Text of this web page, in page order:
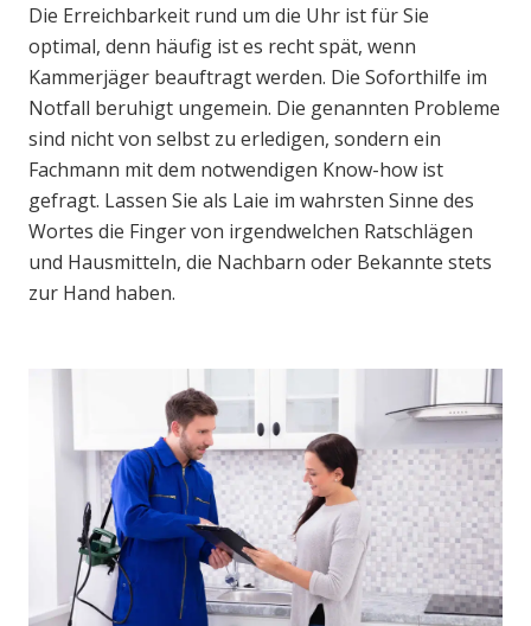
Die Erreichbarkeit rund um die Uhr ist für Sie
optimal, denn häufig ist es recht spät, wenn
Kammerjäger beauftragt werden. Die Soforthilfe im
Notfall beruhigt ungemein. Die genannten Probleme
sind nicht von selbst zu erledigen, sondern ein
Fachmann mit dem notwendigen Know-how ist
gefragt. Lassen Sie als Laie im wahrsten Sinne des
Wortes die Finger von irgendwelchen Ratschlägen
und Hausmitteln, die Nachbarn oder Bekannte stets
zur Hand haben.